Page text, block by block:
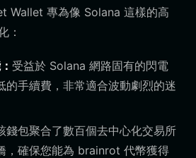
Wallet 專為像 Solana 這樣的高
：
受益於 Solana 網路固有的閃電
的手續費，非常適合波動劇烈的迷
錢包聚合了數百個去中心化交易所
，確保您能為 brainrot 代幣獲得